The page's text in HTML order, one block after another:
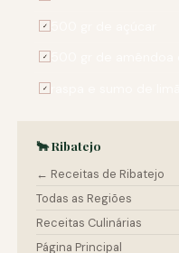
✓
✓
✓
🐂 Ribatejo
← Receitas de Ribatejo
Todas as Regiões
Receitas Culinárias
Página Principal